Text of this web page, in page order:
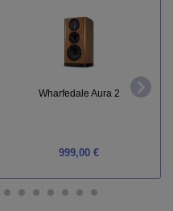
Wharfedale Aura 2
999,00 €